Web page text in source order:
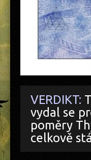
VERDIKT:
vydal se
poměry
celkově